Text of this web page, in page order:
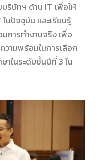
ริษัทฯ ด้าน IT เพื่อให้
นปัจจุบัน และเรียนรู้
การทำงานจริง เพื่อ
วามพร้อมในการเลือก
าในระดับชั้นปีที่ 3 ใน